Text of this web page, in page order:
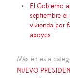
El Gobierno
septiembre el
vivienda por
apoyos
Más en esta
NUEVO